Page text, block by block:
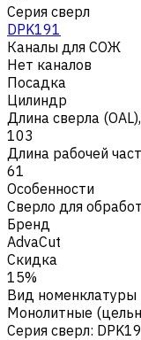
Серия сверл
DPK191
Каналы для СОЖ
Нет каналов
Посадка
Цилиндр
Длина сверла
103
Длина рабочей
61
Особенности
Сверло для
Бренд
AdvaCut
Скидка
15%
Вид номенклатуры
Монолитные
Серия сверл: